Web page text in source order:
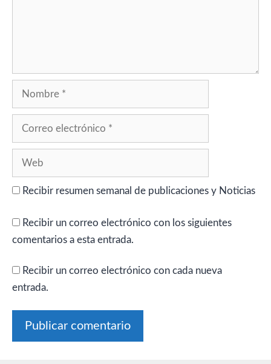
Recibir resumen semanal de publicaciones y Noticias
Recibir un correo electrónico con los siguientes
comentarios a esta entrada.
Recibir un correo electrónico con cada nueva
entrada.